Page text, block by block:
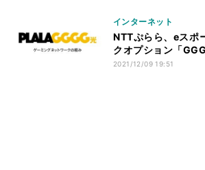
インターネット
NTTぷらら、eスポ
クオプション「
2021/12/09 19:51